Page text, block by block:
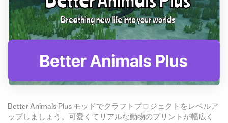
Better Animals Plus モッドでクラフトプロジェクトをレベルア
ップしましょう。可愛くてリアルな動物のプリントが幅広く